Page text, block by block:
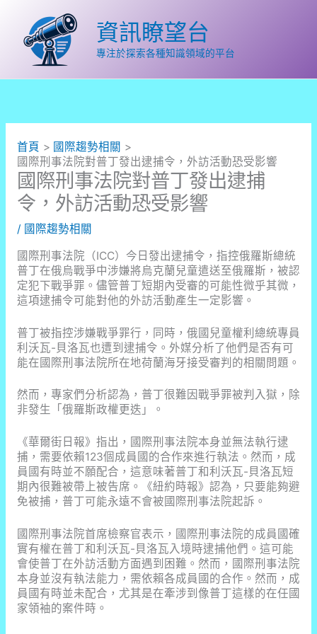
容
資訊瞭望台
專注於探索各種知識領域的平台
首頁
國際趨勢相關
國際刑事法院對普丁發出逮捕令，外訪活動恐受影響
國際刑事法院對普丁發出逮捕
令，外訪活動恐受影響
/ 國際趨勢相關
國際刑事法院（ICC）今日發出逮捕令，指控俄羅斯總統
普丁在俄烏戰爭中涉嫌將烏克蘭兒童遣送至俄羅斯，被認
定犯下戰爭罪。儘管普丁短期內受審的可能性微乎其微，
這項逮捕令可能對他的外訪活動產生一定影響。
普丁被指控涉嫌戰爭罪行，同時，俄國兒童權利總統專員
利沃瓦-貝洛瓦也遭到逮捕令。外媒分析了他們是否有可
能在國際刑事法院所在地荷蘭海牙接受審判的相關問題。
然而，專家們分析認為，普丁很難因戰爭罪被判入獄，除
非發生「俄羅斯政權更迭」。
《華爾街日報》指出，國際刑事法院本身並無法執行逮
捕，需要依賴123個成員國的合作來進行執法。然而，成
員國有時並不願配合，這意味著普丁和利沃瓦-貝洛瓦短
期內很難被帶上被告席。《紐約時報》認為，只要能夠避
免被捕，普丁可能永遠不會被國際刑事法院起訴。
國際刑事法院首席檢察官表示，國際刑事法院的成員國確
實有權在普丁和利沃瓦-貝洛瓦入境時逮捕他們。這可能
會使普丁在外訪活動方面遇到困難。然而，國際刑事法院
本身並沒有執法能力，需依賴各成員國的合作。然而，成
員國有時並未配合，尤其是在牽涉到像普丁這樣的在任國
家領袖的案件時。